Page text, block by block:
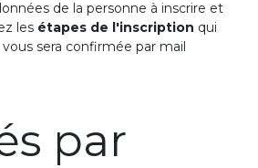
de la personne à inscrire et
les étapes de l'inscription qui
vous sera confirmée par mail
par